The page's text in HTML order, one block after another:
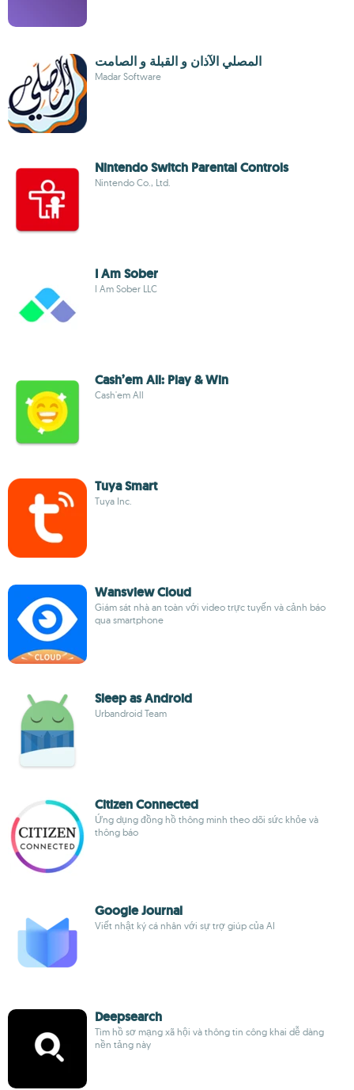
المصلي الآذان و القبلة و الصامت
Madar Software
Nintendo Switch Parental Controls
Nintendo Co., Ltd.
I Am Sober
I Am Sober LLC
Cash’em All: Play & Win
Cash'em All
Tuya Smart
Tuya Inc.
Wansview Cloud
Giám sát nhà an toàn với video trực tuyến và cảnh báo
qua smartphone
Sleep as Android
Urbandroid Team
Citizen Connected
Ứng dụng đồng hồ thông minh theo dõi sức khỏe và
thông báo
Google Journal
Viết nhật ký cá nhân với sự trợ giúp của AI
Deepsearch
Tìm hồ sơ mạng xã hội và thông tin công khai dễ dàng
nền tảng này